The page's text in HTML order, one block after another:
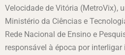
Velocidade de Vitória (MetroVix),
Ministério da Ciências e
Rede Nacional de Ensino e
responsável à época por